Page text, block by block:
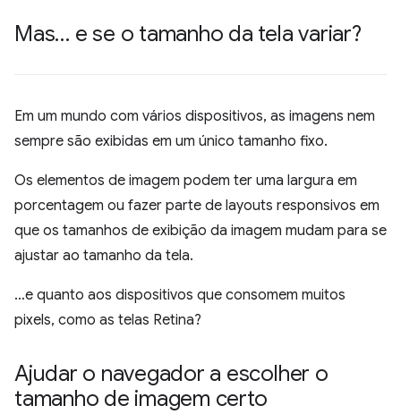
Mas… e se o tamanho da tela variar?
Em um mundo com vários dispositivos, as imagens nem
sempre são exibidas em um único tamanho fixo.
Os elementos de imagem podem ter uma largura em
porcentagem ou fazer parte de layouts responsivos em
que os tamanhos de exibição da imagem mudam para se
ajustar ao tamanho da tela.
…e quanto aos dispositivos que consomem muitos
pixels, como as telas Retina?
Ajudar o navegador a escolher o
tamanho de imagem certo